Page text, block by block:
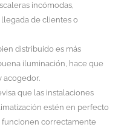
incómodas,
de clientes o
distribuido es más
iluminación, hace que
acogedor.
que las instalaciones
estén en perfecto
funcionen correctamente